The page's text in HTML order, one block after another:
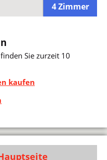
4 Zimmer
finden Sie zurzeit 10
kaufen